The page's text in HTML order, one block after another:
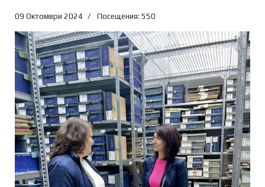
09 Октомври 2024 Посещения: 550